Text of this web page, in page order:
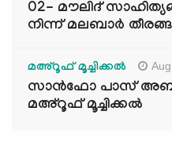
02- മൗലിദ്
നിന്ന് മലബാർ
മഅ്റൂഫ് മൂച്ചിക്കല്‍
സാൻഫോ പാസ്
മഅ്റൂഫ് മൂച്ചിക്കല്‍